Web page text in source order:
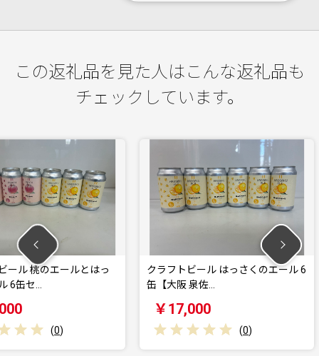
この返礼品を見た人はこんな返礼品も
チェックしています。
ルとはっ
クラフトビール はっさくのエール 6
缶【大阪 泉佐…
(0)
クラフト